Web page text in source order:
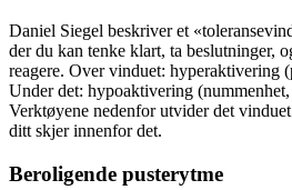
Daniel Siegel beskriver et
der du kan tenke klart, ta beslutninger,
reagere. Over vinduet: hyperaktivering
Under det: hypoaktivering
Verktøyene nedenfor utvider det
ditt skjer innenfor det.
Beroligende pusterytme